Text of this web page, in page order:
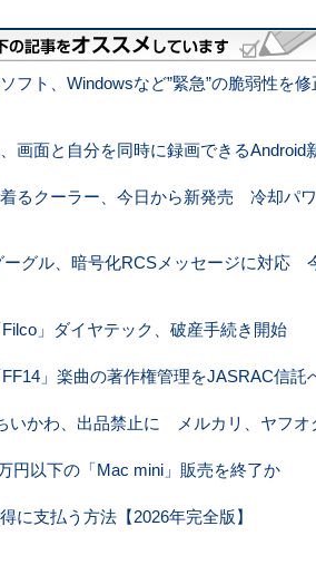
フト、Windowsなど”緊急”の脆弱性を
画面と自分を同時に録画できるAndroid
るクーラー、今日から新発売 冷却パ
ーグル、暗号化RCSメッセージに対応
」ダイヤテック、破産手続き開始
」楽曲の著作権管理をJASRAC信託
いかわ、出品禁止に メルカリ、ヤフオ
円以下の「Mac mini」販売を終了か
に支払う方法【2026年完全版】